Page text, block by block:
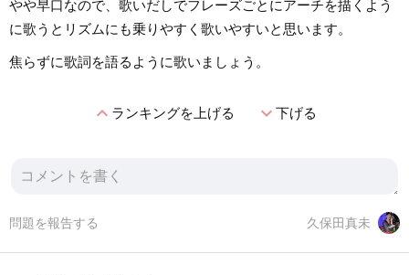
やや早口なので、歌いだしでフレーズごとにアーチを描くよう
に歌うとリズムにも乗りやすく歌いやすいと思います。
焦らずに歌詞を語るように歌いましょう。
expand_lessランキングを上げる expand_more下げる
久保田真未
問題を報告する